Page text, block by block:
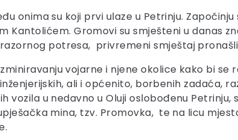
onima su koji prvi ulaze u Petrinju. Započinju
Gromovi su smješteni u danas
potresa, privremeni smještaj
vojarne i njene okolice kako bi se
ali i općenito, borbenih zadaća,
vozila u nedavno u Oluji oslobođenu
mina, tzv. Promovka, te na licu